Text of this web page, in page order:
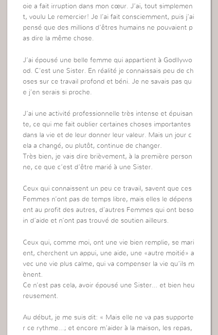
oie a fait irruption dans mon cœur. J’ai, tout simplemen
t, voulu Le remercier! Je l’ai fait consciemment, puis j’ai
pensé que des millions d’êtres humains ne pouvaient p
as dire la même chose.
J’ai épousé une belle femme qui appartient à Godllywo
od. C’est une Sister. En réalité je connaissais peu de ch
oses sur ce travail profond et béni. Je ne savais pas qu
e j’en serais si proche.
J’ai une activité professionnelle très intense et épuisan
te, ce qui me fait oublier certaines choses importantes
dans la vie et de leur donner leur valeur. Mais un jour c
ela a changé, ou plutôt, continue de changer.
Très bien, je vais dire brièvement, à la première person
ne, ce que c’est d’être marié à une Sister.
Ceux qui connaissent un peu ce travail, savent que ces
Femmes n’ont pas de temps libre, mais elles le dépens
ent au profit des autres, d’autres Femmes qui ont beso
in d’aide et n’ont pas trouvé de soutien ailleurs.
Ceux qui, comme moi, ont une vie bien remplie, se mari
ent, cherchent un appui, une aide, une «autre moitié» a
vec une vie plus calme, qui va compenser la vie qu’ils m
ènent.
Ce n’est pas cela, avoir épousé une Sister… et bien heu
reusement.
Au début, je me suis dit: « Mais elle ne va pas supporte
r ce rythme…; et encore m’aider à la maison, les repas,